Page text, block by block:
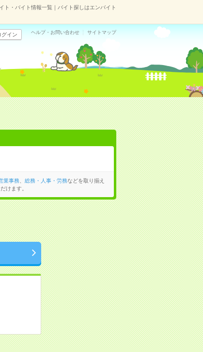
ト・バイト情報一覧｜バイト探しはエンバイト
グイン ヘルプ・お問い合わせ サイトマップ
業事務、 総務・人事・労務などを取り揃え
けます。